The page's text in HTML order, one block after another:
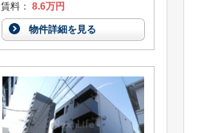
賃料： 8.6万円
物件詳細を見る